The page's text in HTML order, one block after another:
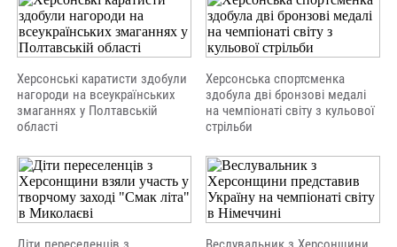
Херсонські каратисти здобули
нагороди на всеукраїнських
змаганнях у Полтавській
області
Херсонська спортсменка
здобула дві бронзові медалі
на чемпіонаті світу з кульової
стрільби
Діти переселенців з Веслувальник з Херсонщини